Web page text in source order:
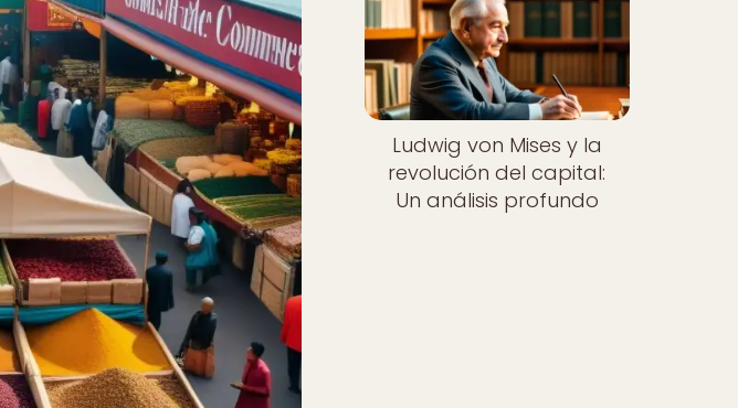
Ludwig von Mises y la
revolución del capital:
Un análisis profundo